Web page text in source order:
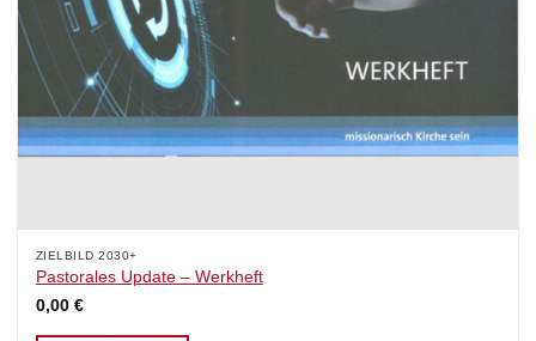
ZIELBILD 2030+
Pastorales Update – Werkheft
0,00 €